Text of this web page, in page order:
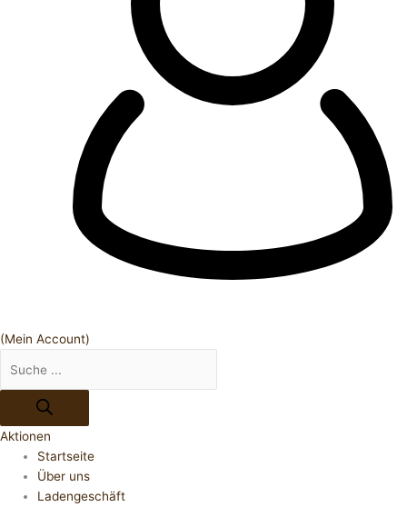
(Mein Account)
Aktionen
Startseite
Über uns
Ladengeschäft